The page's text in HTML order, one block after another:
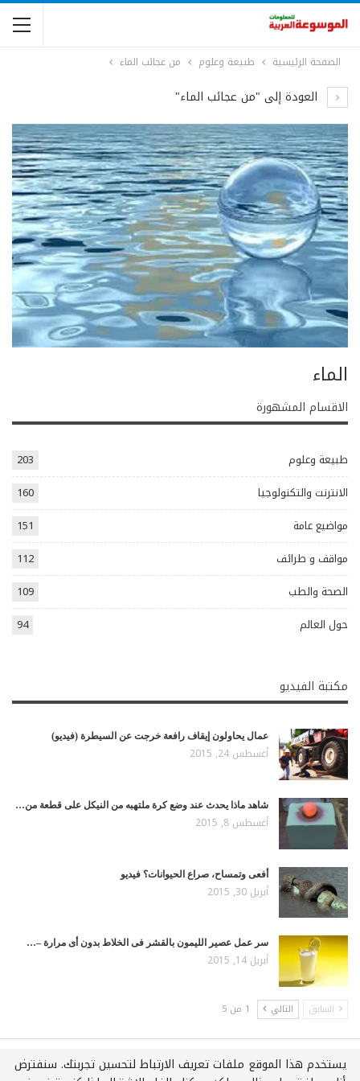
الصفحة الرئيسية طبيعة وعلوم من عجائب الماء
العودة إلى "من عجائب الماء"
الماء
الاقسام المشهورة
طبيعة وعلوم
203
الانترنت والتكنولوجيا
160
مواضيع عامة
151
مواقف و طرائف
112
الصحة والطب
109
حول العالم
94
مكتبة الفيديو
عمال يحاولون إيقاف رافعة خرجت عن السيطرة (فيديو)
أغسطس 24, 2015
شاهد ماذا يحدث عند وضع كرة ملتهبه من النيكل على قطعة من…
أغسطس 8, 2015
أفعى وتمساح، صراع الحيوانات؟ فيديو
أبريل 30, 2015
سر عمل عصير الليمون بالقشر فى الخلاط بدون أى مرارة –…
أبريل 14, 2015
السابق التالي 1 من 5
جميع الحقوق محفوظة لـويكي عربي © 2021
يستخدم هذا الموقع ملفات تعريف الارتباط لتحسين تجربتك. سنفترض